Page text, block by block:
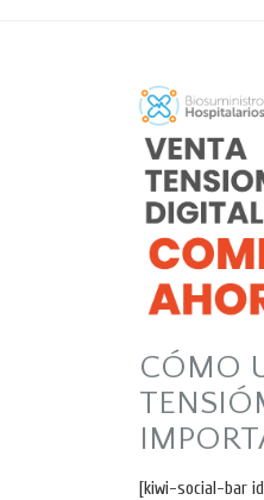
CÓMO
[kiwi-social-bar